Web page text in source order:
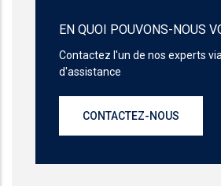
EN QUOI POUVONS-NOUS
Contactez l'un de nos experts
d'assistance
CONTACTEZ-NOUS